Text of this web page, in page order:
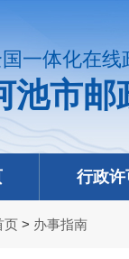
一体化在线
池市邮
行政许
页 > 办事指南